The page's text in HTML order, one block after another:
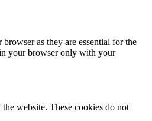
as they are essential for the
your browser only with your
website. These cookies do not